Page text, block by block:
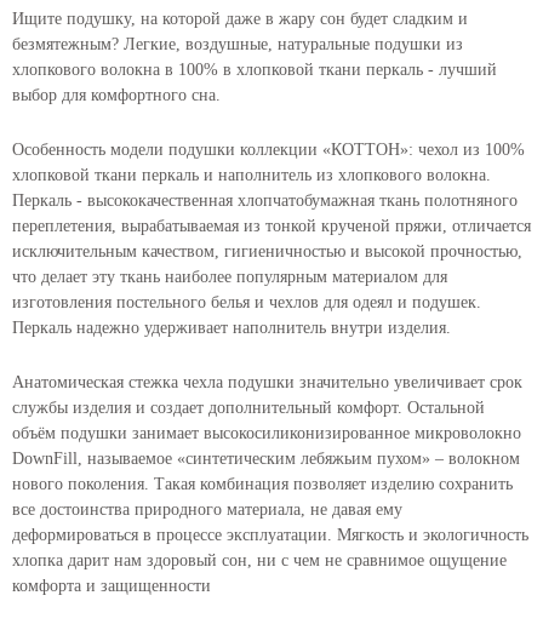
Ищите подушку, на которой даже в жару сон будет сладким и
безмятежным? Легкие, воздушные, натуральные подушки из
хлопкового волокна в 100% в хлопковой ткани перкаль - лучший
выбор для комфортного сна.
Особенность модели подушки коллекции «КОТТОН»: чехол из 100%
хлопковой ткани перкаль и наполнитель из хлопкового волокна.
Перкаль - высококачественная хлопчатобумажная ткань полотняного
переплетения, вырабатываемая из тонкой крученой пряжи, отличается
исключительным качеством, гигиеничностью и высокой прочностью,
что делает эту ткань наиболее популярным материалом для
изготовления постельного белья и чехлов для одеял и подушек.
Перкаль надежно удерживает наполнитель внутри изделия.
Анатомическая стежка чехла подушки значительно увеличивает срок
службы изделия и создает дополнительный комфорт. Остальной
объём подушки занимает высокосиликонизированное микроволокно
DownFill, называемое «синтетическим лебяжьим пухом» – волокном
нового поколения. Такая комбинация позволяет изделию сохранить
все достоинства природного материала, не давая ему
деформироваться в процессе эксплуатации. Мягкость и экологичность
хлопка дарит нам здоровый сон, ни с чем не сравнимое ощущение
комфорта и защищенности